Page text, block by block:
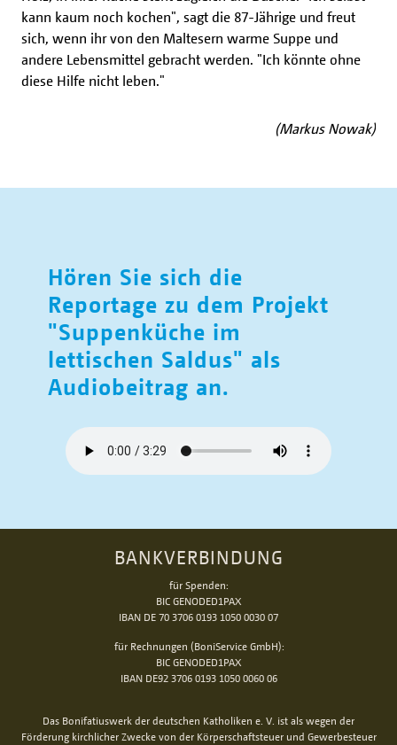
kann kaum noch kochen", sagt die 87-Jährige und freut
sich, wenn ihr von den Maltesern warme Suppe und
andere Lebensmittel gebracht werden. "Ich könnte ohne
diese Hilfe nicht leben."
(Markus Nowak)
Hören Sie sich die
Reportage zu dem Projekt
"Suppenküche im
lettischen Saldus" als
Audiobeitrag an.
BANKVERBINDUNG
für Spenden:
BIC GENODED1PAX
IBAN DE 70 3706 0193 1050 0030 07
für Rechnungen (BoniService GmbH):
BIC GENODED1PAX
IBAN DE92 3706 0193 1050 0060 06
Das Bonifatiuswerk der deutschen Katholiken e. V. ist als wegen der
Förderung kirchlicher Zwecke von der Körperschaftsteuer und Gewerbesteuer